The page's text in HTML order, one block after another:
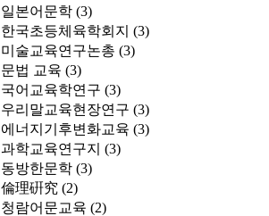
일본어문학 (3)
한국초등체육학회지 (3)
미술교육연구논총 (3)
문법 교육 (3)
국어교육학연구 (3)
우리말교육현장연구 (3)
에너지기후변화교육 (3)
과학교육연구지 (3)
동방한문학 (3)
倫理硏究 (2)
청람어문교육 (2)